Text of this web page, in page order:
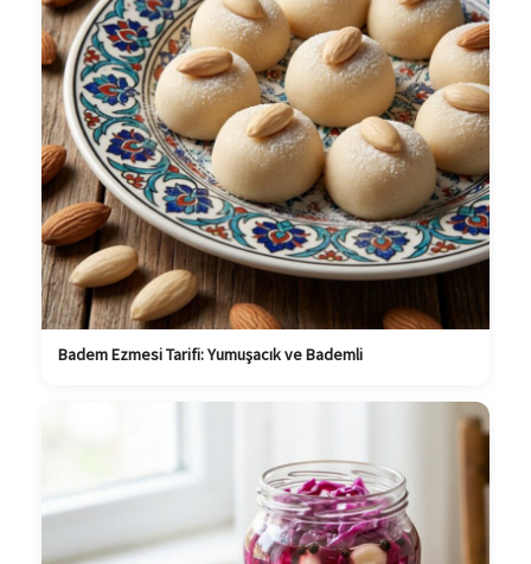
Badem Ezmesi Tarifi: Yumuşacık ve Bademli